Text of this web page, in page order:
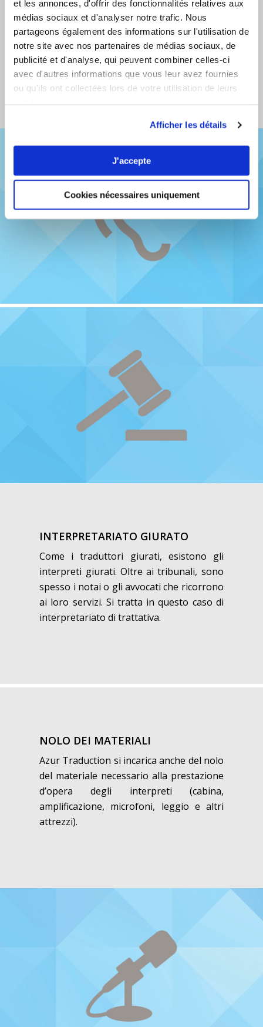
et les annonces, d'offrir des fonctionnalités relatives aux
médias sociaux et d'analyser notre trafic. Nous
partageons également des informations sur l'utilisation de
notre site avec nos partenaires de médias sociaux, de
publicité et d'analyse, qui peuvent combiner celles-ci
avec d'autres informations que vous leur avez fournies
ou qu'ils ont collectées lors de votre utilisation de leurs
Afficher les détails
J'accepte
Cookies nécessaires uniquement
SUSSURRATO)
L’interprete si pone alle spalle della
persona per la quale interpreta e le
sussurra la traduzione nell’orecchio.
INTERPRETARIATO GIURATO
Come i traduttori giurati, esistono gli
interpreti giurati. Oltre ai tribunali, sono
spesso i notai o gli avvocati che ricorrono
ai loro servizi. Si tratta in questo caso di
interpretariato di trattativa.
NOLO DEI MATERIALI
Azur Traduction si incarica anche del nolo
del materiale necessario alla prestazione
d’opera degli interpreti (cabina,
amplificazione, microfoni, leggio e altri
attrezzi).